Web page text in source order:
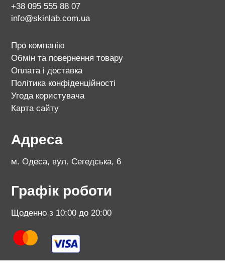
+38 095 555 88 07
info@skinlab.com.ua
Про компанію
Обмін та повернення товару
Оплата і доставка
Політика конфіденційності
Угода користувача
Карта сайту
Адреса
м. Одеса, вул. Сегедська, 6
Графік роботи
Щоденно з 10:00 до 20:00